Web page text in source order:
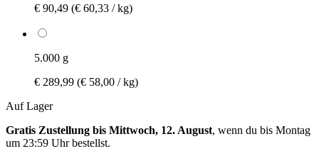
€ 90,49 (€ 60,33 / kg)
5.000 g
€ 289,99 (€ 58,00 / kg)
Auf Lager
Gratis Zustellung bis Mittwoch, 12. August, wenn du bis Montag
um 23:59 Uhrbestellst.